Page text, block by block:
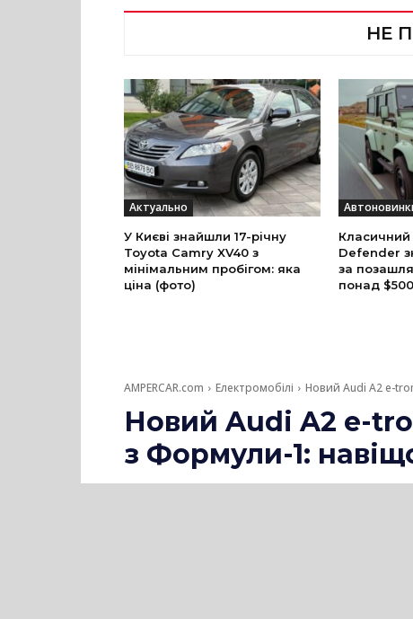
НЕ
Актуально
У Києві знайшли 17-річну
Toyota Camry XV40 з
мінімальним пробігом: яка
ціна (фото)
Defender
за
понад